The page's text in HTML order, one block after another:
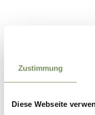
Zustimmung
Diese Webseite
Cuisine type